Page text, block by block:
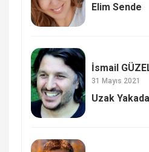
Elim Sende
İsmail
31 Mayıs 2021
Uzak